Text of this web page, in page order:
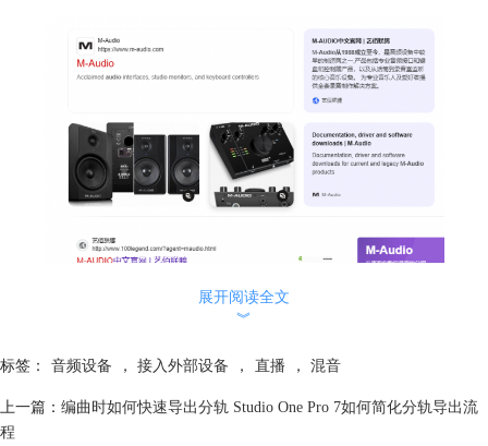
图 1 配置声卡驱动
连接声卡与设备在安装好驱动程序之后，就可以进行设备的连接了。一般
意。然后检查接口，确保麦克风、乐器等输入设备都正确的连接到声卡。
最后打开声卡供电，电脑显示新声卡，则声卡与设备都连接好了。
展开阅读全文
︾
标签： 音频设备 ， 接入外部设备 ， 直播 ， 混音
上一篇： 编曲时如何快速导出分轨 Studio One Pro 7如何简化分轨导出流
程